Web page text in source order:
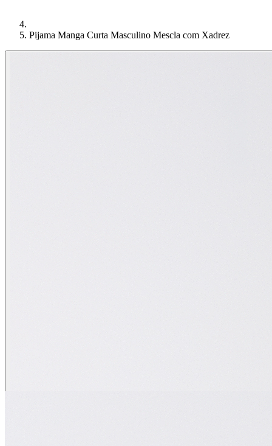
Pijama Manga Curta Masculino Mescla com Xadrez